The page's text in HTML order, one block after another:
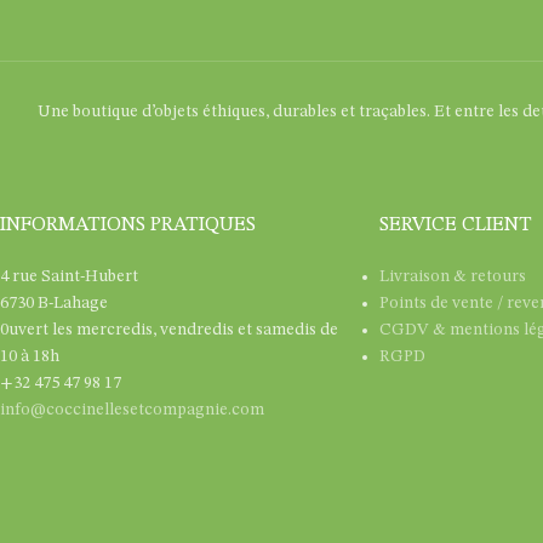
Une boutique d’objets éthiques, durables et traçables. Et entre les
INFORMATIONS PRATIQUES
4 rue Saint-Hubert
6730 B-Lahage
0uvert les mercredis, vendredis et samedis de
10 à 18h
+32 475 47 98 17
info@coccinellesetcompagnie.com
SERVICE CLIENT
Livraison & retours
Points de vente /
CGDV & mentions
RGPD